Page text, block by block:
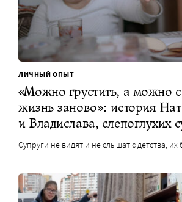
ЛИЧНЫЙ ОПЫТ
«Можно грустить, а можно
жизнь заново»: история
и Владислава, слепоглухих
Супруги не видят и не слышат с детства, их